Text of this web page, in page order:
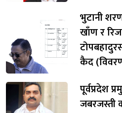
भुटानी
खाँण र
कैद
पूर्वप्रदेश
जबरजस्ती